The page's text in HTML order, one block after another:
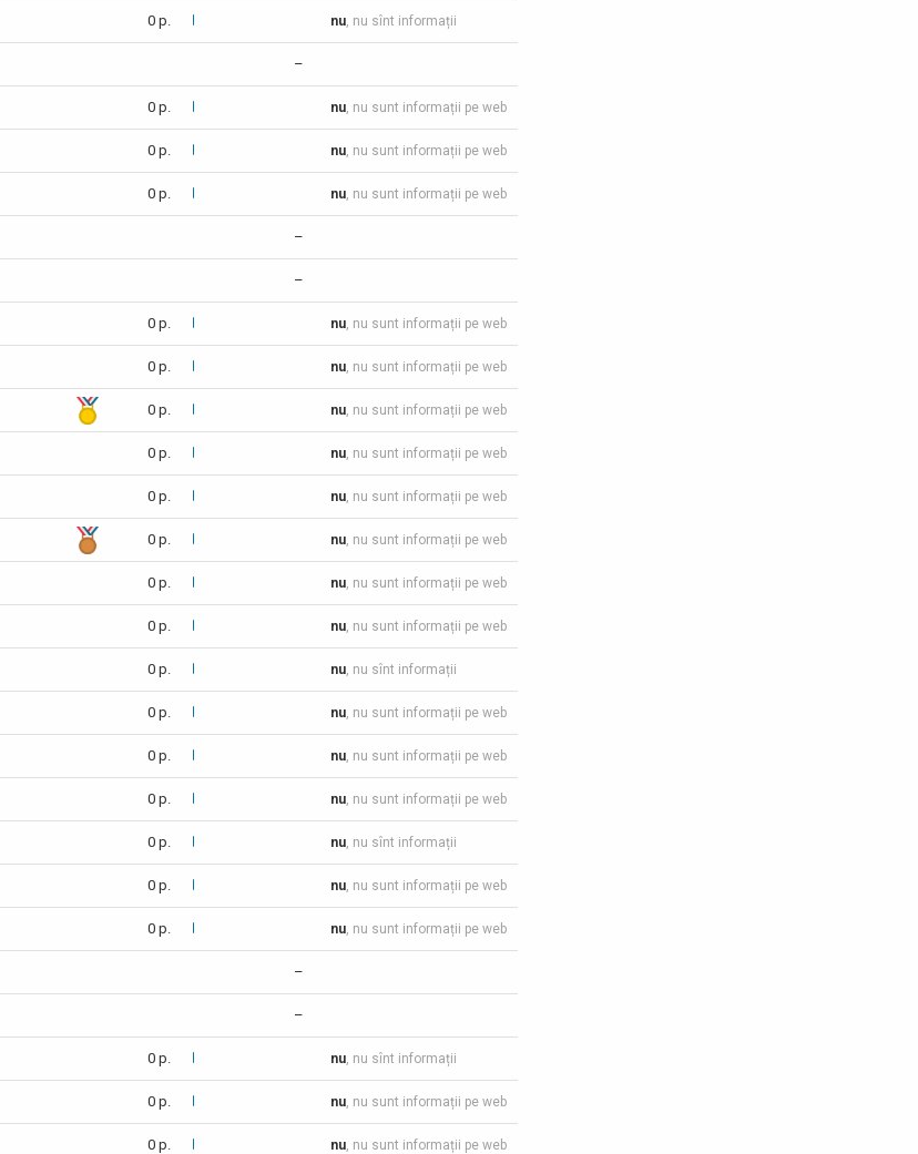
0 p. nu, nu sînt informații
–
0 p. nu, nu sunt informații pe web
0 p. nu, nu sunt informații pe web
0 p. nu, nu sunt informații pe web
–
–
0 p. nu, nu sunt informații pe web
0 p. nu, nu sunt informații pe web
0 p. nu, nu sunt informații pe web
0 p. nu, nu sunt informații pe web
0 p. nu, nu sunt informații pe web
0 p. nu, nu sunt informații pe web
0 p. nu, nu sunt informații pe web
0 p. nu, nu sunt informații pe web
0 p. nu, nu sînt informații
0 p. nu, nu sunt informații pe web
0 p. nu, nu sunt informații pe web
0 p. nu, nu sunt informații pe web
0 p. nu, nu sînt informații
0 p. nu, nu sunt informații pe web
0 p. nu, nu sunt informații pe web
–
–
0 p. nu, nu sînt informații
0 p. nu, nu sunt informații pe web
0 p. nu, nu sunt informații pe web